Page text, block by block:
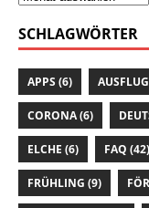
SCHLAGWÖRTER
APPS (6)
CORONA(6)
ELCHE (6) FAQ (42)
FRÜHLING (9)